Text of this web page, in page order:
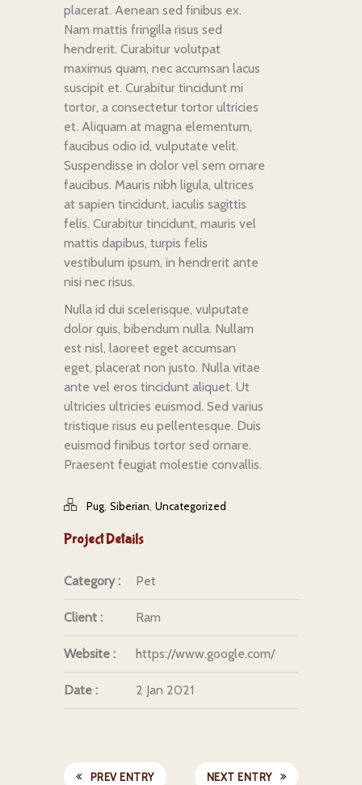
placerat. Aenean sed finibus ex.
Nam mattis fringilla risus sed
hendrerit. Curabitur volutpat
maximus quam, nec accumsan lacus
suscipit et. Curabitur tincidunt mi
tortor, a consectetur tortor ultricies
et. Aliquam at magna elementum,
faucibus odio id, vulputate velit.
Suspendisse in dolor vel sem ornare
faucibus. Mauris nibh ligula, ultrices
at sapien tincidunt, iaculis sagittis
felis. Curabitur tincidunt, mauris vel
mattis dapibus, turpis felis
vestibulum ipsum, in hendrerit ante
nisi nec risus.
Nulla id dui scelerisque, vulputate
dolor quis, bibendum nulla. Nullam
est nisl, laoreet eget accumsan
eget, placerat non justo. Nulla vitae
ante vel eros tincidunt aliquet. Ut
ultricies ultricies euismod. Sed varius
tristique risus eu pellentesque. Duis
euismod finibus tortor sed ornare.
Praesent feugiat molestie convallis.
Pug, Siberian, Uncategorized
Project Details
Category : Pet
Client : Ram
Website : https://www.google.com/
Date : 2 Jan 2021
PREV ENTRY NEXT ENTRY